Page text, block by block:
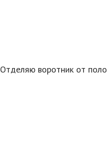
Отделяю воротник от